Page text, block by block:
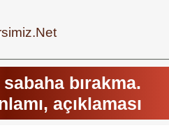
bırakma.
açıklaması